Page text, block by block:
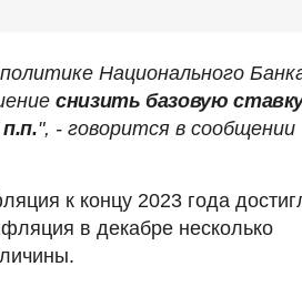
Национального
снизить базовую
", - говорится в сообщении
к концу 2023 года
в декабре несколько